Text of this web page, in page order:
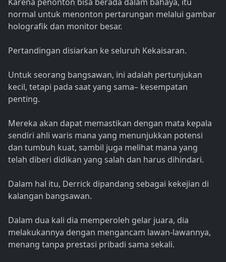
normal untuk menonton pertarungan melalui gambar
holografik dan monitor besar.
Pertandingan disiarkan ke seluruh Kekaisaran.
Untuk seorang bangsawan, ini adalah pertunjukan
kecil, tetapi pada saat yang sama– kesempatan
penting.
Mereka akan dapat memastikan dengan mata kepala
sendiri ahli waris mana yang menunjukkan potensi
dan tumbuh kuat, sambil juga melihat mana yang
telah diberi didikan yang salah dan harus dihindari.
Dalam hal itu, Derrick dipandang sebagai kekejian di
kalangan bangsawan.
Dalam dua kali dia memperoleh gelar juara, dia
melakukannya dengan mengancam lawan-lawannya,
menang tanpa prestasi pribadi sama sekali.